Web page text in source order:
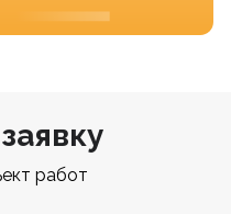
работ